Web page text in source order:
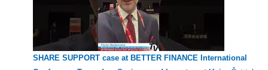
SHARE SUPPORT case at BETTER FINANCE International